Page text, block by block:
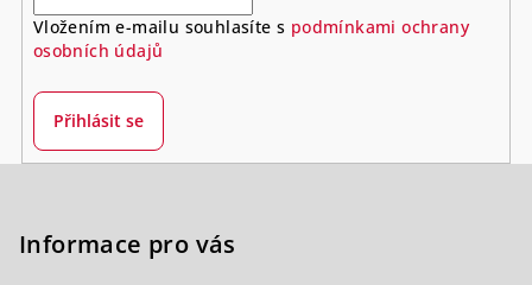
Vložením e-mailu souhlasíte s podmínkami ochrany
osobních údajů
Přihlásit se
Informace pro vás